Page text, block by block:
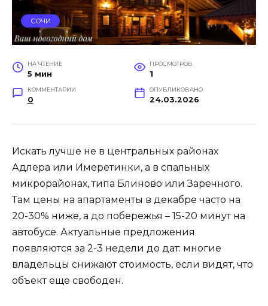
СОЧИ
НА ЧТЕНИЕ
5 мин
ПРОСМОТРОВ
1
КОММЕНТАРИИ
0
ОПУБЛИКОВАНО
24.03.2026
Искать лучше не в центральных районах
Адлера или Имеретинки, а в спальных
микрорайонах, типа Блиново или Заречного.
Там цены на апартаменты в декабре часто на
20-30% ниже, а до побережья – 15-20 минут на
автобусе. Актуальные предложения
появляются за 2-3 недели до дат: многие
владельцы снижают стоимость, если видят, что
объект еще свободен.